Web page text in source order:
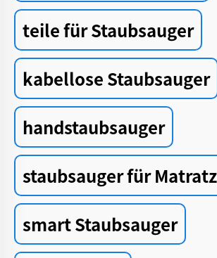
teile für Staubsauger
kabellose Staubsauger
handstaubsauger
staubsauger für
smart Staubsauger